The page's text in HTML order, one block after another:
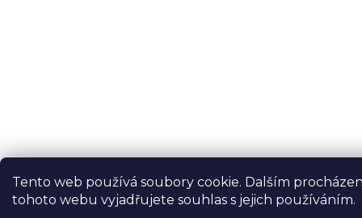
Tento web používá soubory cookie. Dalším
tohoto webu vyjadřujete souhlas s jejich používáním.